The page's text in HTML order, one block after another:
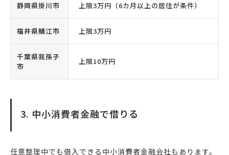
静岡県掛川市 上限3万円（6カ月以上の居住が条件）
福井県鯖江市 上限3万円
千葉県我孫子
市
上限10万円
3. 中小消費者金融で借りる
任意整理中でも借入できる中小消費者金融会社もあります。